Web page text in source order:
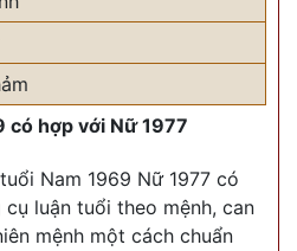
có hợp với Nữ 1977
Nam 1969 Nữ 1977 có
luận tuổi theo mệnh, can
mệnh một cách chuẩn